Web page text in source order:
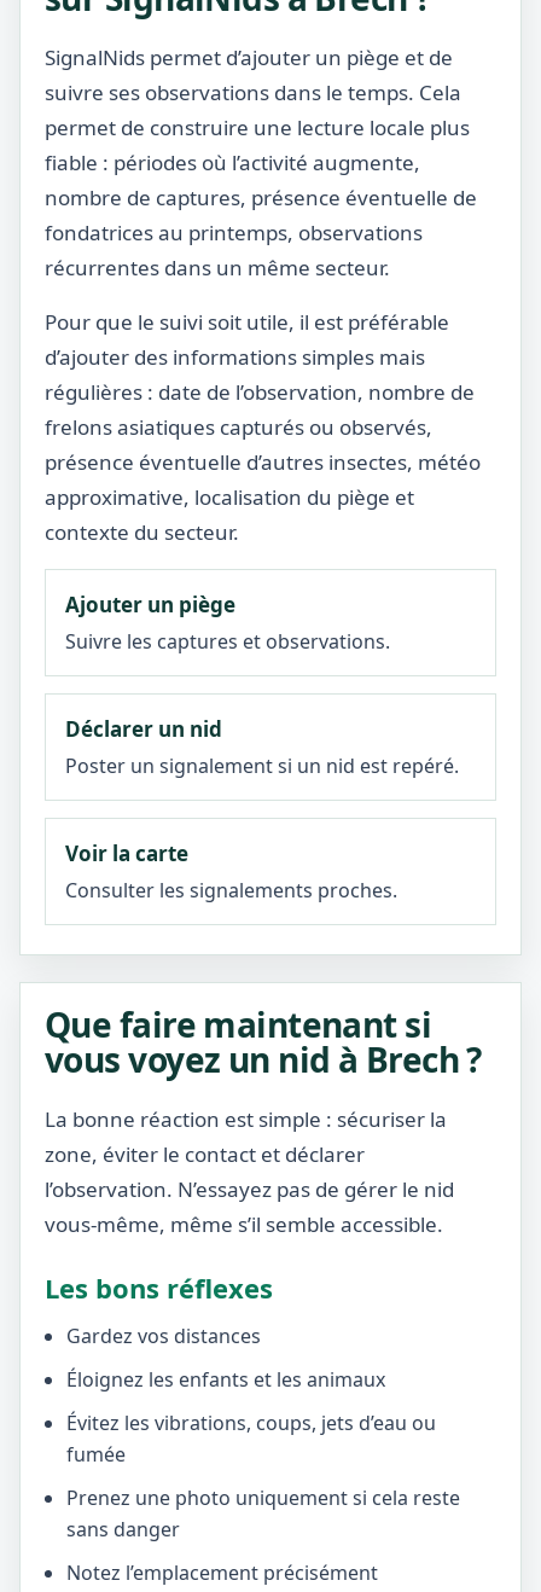
SignalNids permet d’ajouter un piège et de
suivre ses observations dans le temps. Cela
permet de construire une lecture locale plus
fiable : périodes où l’activité augmente,
nombre de captures, présence éventuelle de
fondatrices au printemps, observations
récurrentes dans un même secteur.
Pour que le suivi soit utile, il est préférable
d’ajouter des informations simples mais
régulières : date de l’observation, nombre de
frelons asiatiques capturés ou observés,
présence éventuelle d’autres insectes, météo
approximative, localisation du piège et
contexte du secteur.
Ajouter un piège
Suivre les captures et observations.
Déclarer un nid
Poster un signalement si un nid est repéré.
Voir la carte
Consulter les signalements proches.
Que faire maintenant si
vous voyez un nid à Brech ?
La bonne réaction est simple : sécuriser la
zone, éviter le contact et déclarer
l’observation. N’essayez pas de gérer le nid
vous-même, même s’il semble accessible.
Les bons réflexes
Gardez vos distances
Éloignez les enfants et les animaux
Évitez les vibrations, coups, jets d’eau ou
fumée
Prenez une photo uniquement si cela reste
sans danger
Notez l’emplacement précisément